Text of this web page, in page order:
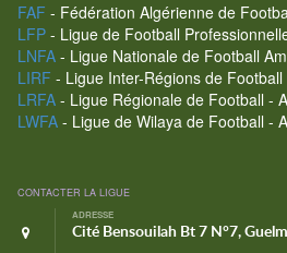
FAF - Fédération Algérienne de
LFP- Ligue de Football
LNFA- Ligue Nationale de Football
LIRF - Ligue Inter-Régions de Football
LRFA- Ligue Régionale de Football -
LWFA- Ligue de Wilaya de Football -
CONTACTER LA LIGUE
ADRESSE
Cité Bensouilah Bt 7 N°7,